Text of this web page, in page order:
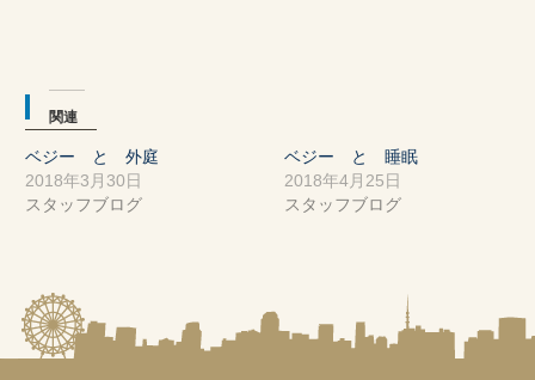
関連
ベジー と 外庭
2018年3月30日
スタッフブログ
ベジー と 睡眠
2018年4月25日
スタッフブログ